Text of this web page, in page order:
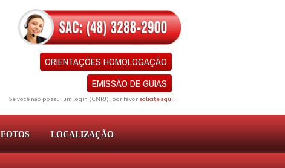
ORIENTAÇÕES HOMOLOGAÇÃO
EMISSÃO DE GUIAS
Se você não possui um login (CNPJ), por favor solicite aqui
FOTOS LOCALIZAÇÃO